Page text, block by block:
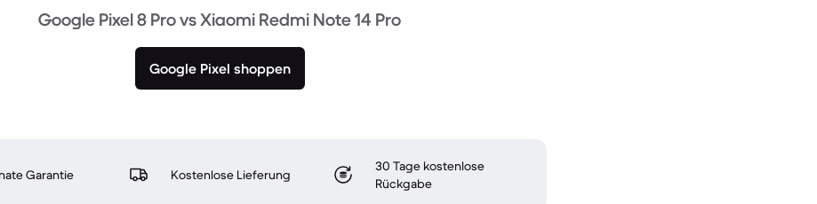
Google Pixel 8 Pro vs Xiaomi Redmi Note 14 Pro
Google Pixel shoppen
Garantie Kostenlose Lieferung
30 Tage kostenlose
Rückgabe